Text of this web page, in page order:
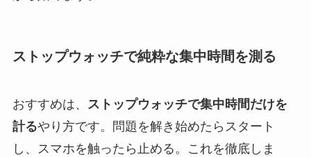
ストップウォッチで純粋な集中時間を測る
おすすめは、 ストップウォッチで集中時間だけを
計るやり方です。問題を解き始めたらスタート
し、スマホを触ったら止める。これを徹底しま